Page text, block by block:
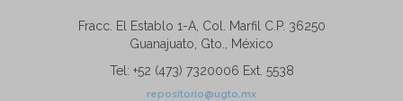
Fracc. El Establo 1-A, Col. Marfil C.P. 36250
Guanajuato, Gto., México
Tel: +52 (473) 7320006 Ext. 5538
repositorio@ugto.mx